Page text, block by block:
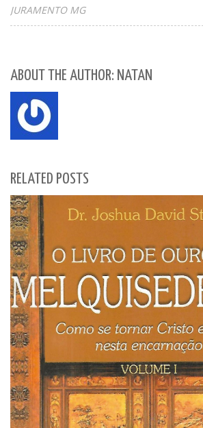
JURAMENTO MG
ABOUT THE AUTHOR: NATAN
RELATED POSTS